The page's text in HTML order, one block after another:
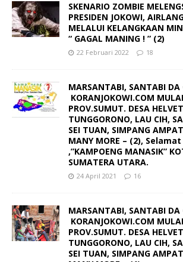
SKENARIO ZOMBIE
PRESIDEN JOKOWI,
MELALUI KELANGKAAN
“ GAGAL MANING ! ” (2)
22 Februari 2022 18
MARSANTABI, SANTABI DA
KORANJOKOWI.COM
PROV.SUMUT. DESA
TUNGGORONO, LAU CIH,
SEI TUAN, SIMPANG
MANY MORE – (2),
,”KAMPOENG MANASIK”
SUMATERA UTARA.
24 April 2021 16
MARSANTABI, SANTABI DA
KORANJOKOWI.COM
PROV.SUMUT. DESA
TUNGGORONO, LAU CIH,
SEI TUAN, SIMPANG